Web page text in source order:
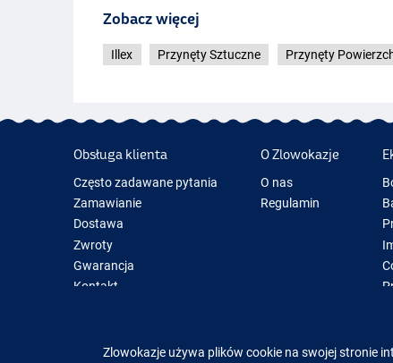
Sea Bass Candy
Zobacz więcej
Illex Przynęty Sztuczne Przynęty
Obsługa klienta
Często zadawane pytania
Zamawianie
Dostawa
Zwroty
Gwarancja
Kontakt
O Zlowokazje
O nas
Regulamin
Zlowokazje używa plików cookie na swojej stronie